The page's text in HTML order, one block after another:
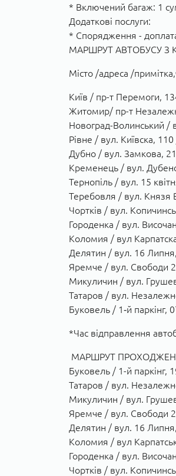
* Включений багаж: 1
Додаткові послуги:
* Спорядження -
МАРШРУТ АВТОБУСУ З
Місто /адреса /
Київ / пр-т Перемоги,
Житомир/ пр-т
Новоград-Волинський /
Рівне / вул. Київска,
Дубно / вул. Замкова,
Кременець / вул.
Тернопіль / вул. 15
Теребовля / вул. Князя
Чортків / вул.
Городенка / вул.
Коломия / вул
Делятин / вул. 16
Яремче / вул. Свободи
Микуличин / вул.
Татаров / вул.
Буковель / 1‑й паркінг,
*Час відправлення
МАРШРУТ
Буковель / 1-й паркінг,
Татаров / вул.
Микуличин / вул.
Яремче / вул. Свободи
Делятин / вул. 16
Коломия / вул
Городенка / вул.
Чортків / вул.